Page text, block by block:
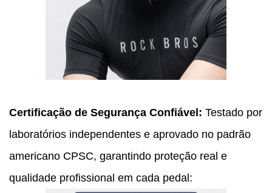
Certificação de Segurança Confiável: Testado por
laboratórios independentes e aprovado no padrão
americano CPSC, garantindo proteção real e
qualidade profissional em cada pedal: